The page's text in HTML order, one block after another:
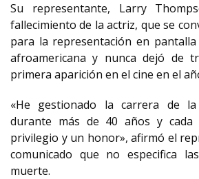
Su representante, Larry
fallecimiento de la actriz, que se
para la representación en
afroamericana y nunca dejó de
primera aparición en el cine en el
«He gestionado la carrera de
durante más de 40 años y
privilegio y un honor», afirmó el
comunicado que no especifica
muerte.